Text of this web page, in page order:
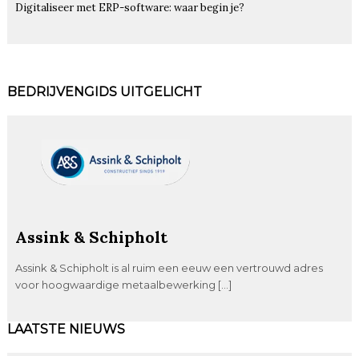
Digitaliseer met ERP-software: waar begin je?
BEDRIJVENGIDS UITGELICHT
Assink & Schipholt
Assink & Schipholt is al ruim een eeuw een vertrouwd adres
voor hoogwaardige metaalbewerking […]
LAATSTE NIEUWS